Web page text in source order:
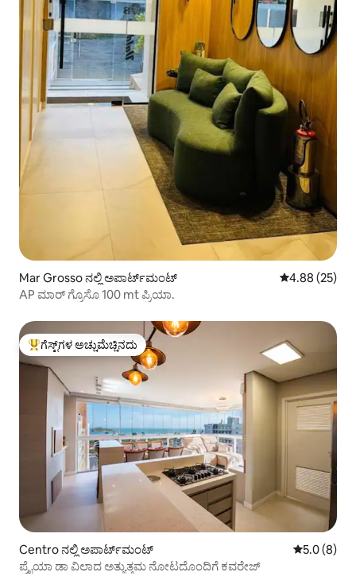
Mar Grosso ನಲ್ಲಿ ಅಪಾರ್ಟ್‌ಮಂಟ್ 5 ರಲ್ಲಿ 4.88
4.88 (25)
AP ಮಾರ್ ಗ್ರೊಸೊ 100 mt ಪ್ರಿಯಾ.
ಗೆಸ್ಟ್‌ಗಳಿಗೆ ಅತಿ ಹೆಚ್ಚು ಅಚ್ಚುಮೆಚ್ಚಿನದು
ಗೆಸ್ಟ್‌ಗಳ ಅಚ್ಚುಮೆಚ್ಚಿನದು
Centro ನಲ್ಲಿ ಅಪಾರ್ಟ್‌ಮಂಟ್ 5 ರಲ್ಲಿ 5.0
5.0 (8)
ಪ್ರೈಯಾ ಡಾ ವಿಲಾದ ಅತ್ಯುತ್ತಮ ನೋಟದೊಂದಿಗೆ ಕವರೇಜ್